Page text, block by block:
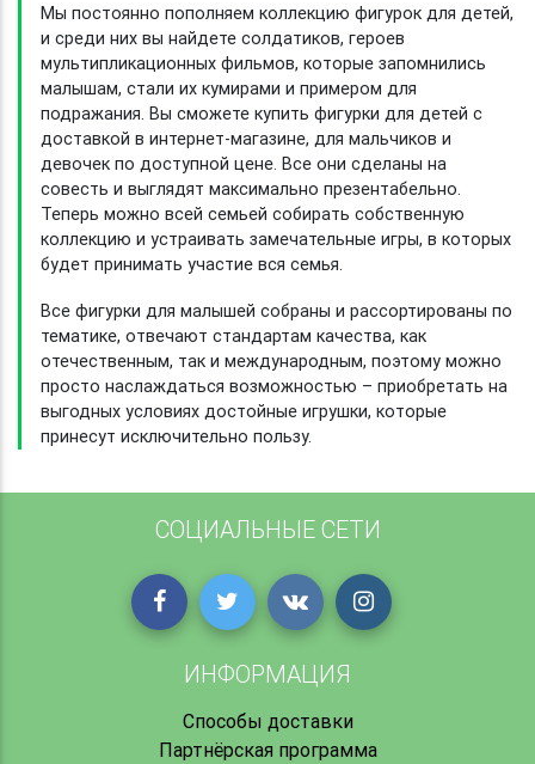
Мы постоянно пополняем коллекцию фигурок для детей,
и среди них вы найдете солдатиков, героев
мультипликационных фильмов, которые запомнились
малышам, стали их кумирами и примером для
подражания. Вы сможете купить фигурки для детей с
доставкой в интернет-магазине, для мальчиков и
девочек по доступной цене. Все они сделаны на
совесть и выглядят максимально презентабельно.
Теперь можно всей семьей собирать собственную
коллекцию и устраивать замечательные игры, в которых
будет принимать участие вся семья.
Все фигурки для малышей собраны и рассортированы по
тематике, отвечают стандартам качества, как
отечественным, так и международным, поэтому можно
просто наслаждаться возможностью – приобретать на
выгодных условиях достойные игрушки, которые
принесут исключительно пользу.
СОЦИАЛЬНЫЕ СЕТИ
ИНФОРМАЦИЯ
Способы доставки
Партнёрская программа